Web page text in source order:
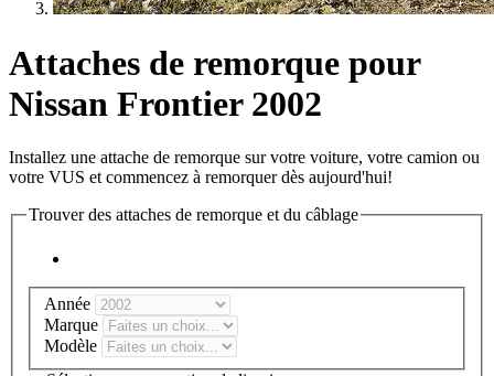
Attaches de remorque pour
Nissan Frontier 2002
Installez une attache de remorque sur votre voiture, votre camion ou
votre VUS et commencez à remorquer dès aujourd'hui!
Trouver des attaches de remorque et du câblage
Année
Marque
Modèle